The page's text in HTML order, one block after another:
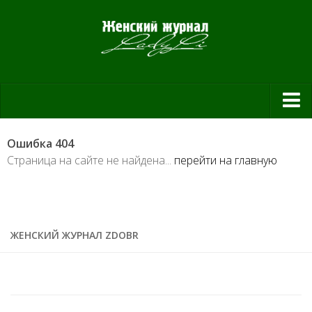
Красота
Шопинг
Ошибка 404
Страница на сайте не найдена... перейти на главную
ЖЕНСКИЙ ЖУРНАЛ ZDOBR